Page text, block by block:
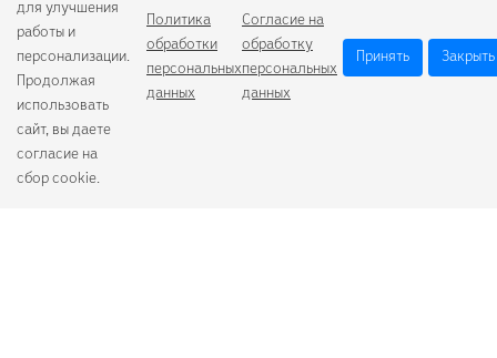
для улучшения
работы и
персонализации.
Продолжая
использовать
сайт, вы даете
согласие на
сбор cookie.
Политика
обработки
персональных
данных
Согласие на
обработку
персональных
данных
Принять Закрыть